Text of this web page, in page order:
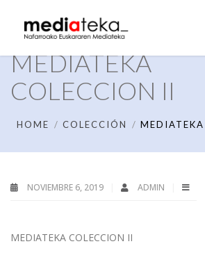
MEDIATEKA
COLECCION II
HOME COLECCIÓN
NOVIEMBRE 6, 2019 ADMIN
MEDIATEKA COLECCION II